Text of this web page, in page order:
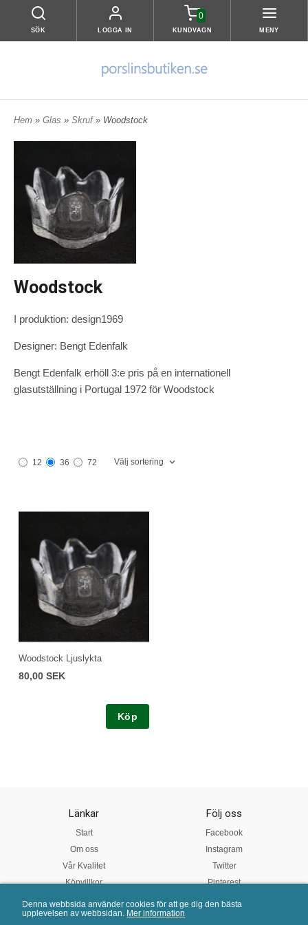
Denna webbsida använder cookies för att ge dig den bästa
upplevelsen av webbsidan. Mer information
SÖK LOGGA IN
0
KUNDVAGN MENY
Hem » Glas » Skruf » Woodstock
Woodstock
I produktion: design1969
Designer: Bengt Edenfalk
Bengt Edenfalk erhöll 3:e pris på en internationell
glasutställning i Portugal 1972 för Woodstock
12 36 72 Välj sortering
Woodstock Ljuslykta
80,00 SEK
Köp
Länkar
Start
Om oss
Vår Kvalitet
Köpvillkor
Följ oss
Facebook
Instagram
Twitter
Pinterest